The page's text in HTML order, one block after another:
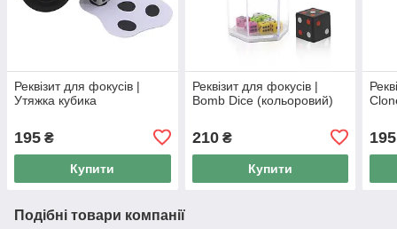
Реквізит для фокусів |
Утяжка кубика
195 ₴
Купити
Реквізит для фокусів |
Bomb Dice (кольоровий)
210₴
Купити
195
Подібні товари компанії